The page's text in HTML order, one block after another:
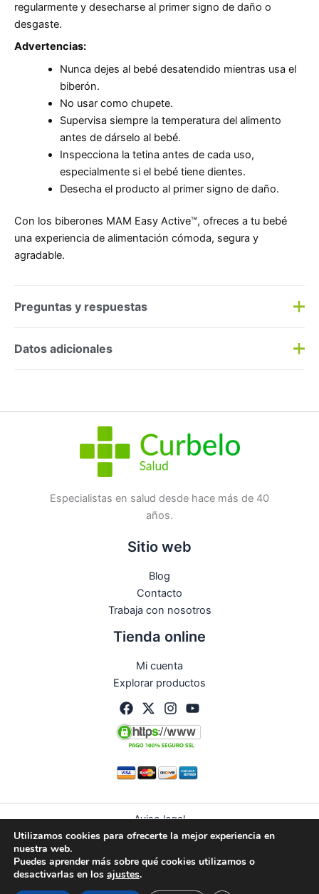
regularmente y desecharse al primer signo de daño o
desgaste.
Advertencias:
Nunca dejes al bebé desatendido mientras usa el
biberón.
No usar como chupete.
Supervisa siempre la temperatura del alimento
antes de dárselo al bebé.
Inspecciona la tetina antes de cada uso,
especialmente si el bebé tiene dientes.
Desecha el producto al primer signo de daño.
Con los biberones MAM Easy Active™, ofreces a tu bebé
una experiencia de alimentación cómoda, segura y
agradable.
Preguntas y respuestas
Preguntas y respuestas
No hay preguntas todavía
Datos adicionales
Especialistas en salud desde hace más de 40
años.
Sitio web
Blog
Contacto
Trabaja con nosotros
Tienda online
Mi cuenta
Explorar productos
Aviso legal
Política de privacidad
Política de devoluciones y reembolsos
Política de cookies (UE)
Utilizamos cookies para ofrecerte la mejor experiencia en
nuestra web.
Puedes aprender más sobre qué cookies utilizamos o
desactivarlas en los ajustes.